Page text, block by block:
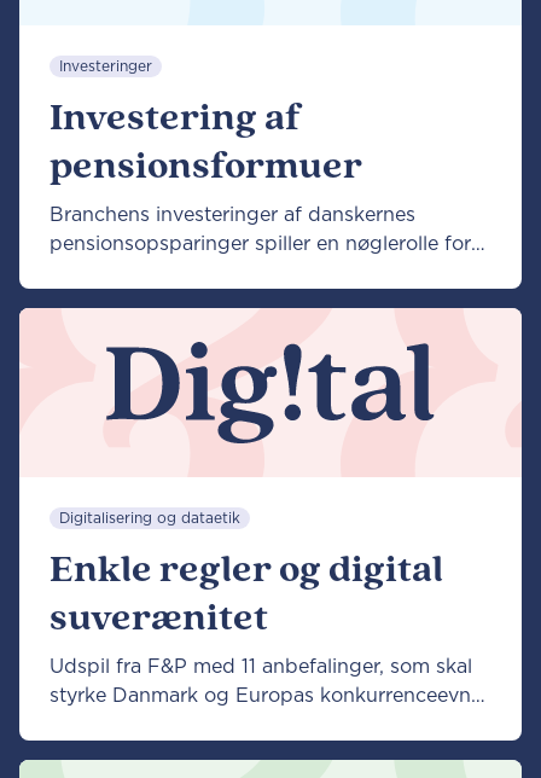
Investeringer
Investering af
pensionsformuer
Branchens investeringer af danskernes
pensionsopsparinger spiller en nøglerolle for
Digitalisering og dataetik
Enkle regler og digital
suverænitet
Udspil fra F&P med 11 anbefalinger, som skal
styrke Danmark og Europas konkurrenceevne